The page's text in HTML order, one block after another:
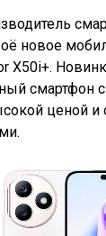
новое
X50i+.
смартфон
ценой и